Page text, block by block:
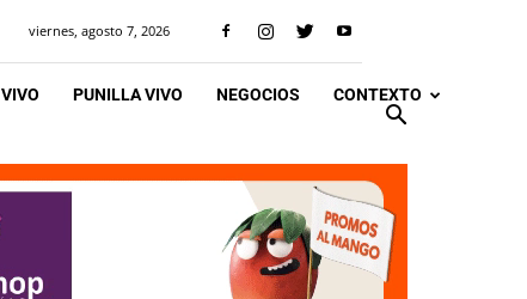
viernes, agosto 7, 2026
PUNILLA VIVO NEGOCIOS CONTEXTO